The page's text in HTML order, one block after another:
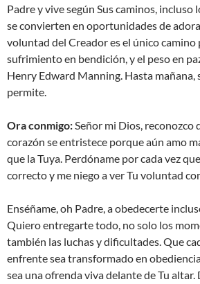
Padre y vive según Sus caminos,
se convierten en oportunidades de
voluntad del Creador es el único
sufrimiento en bendición, y el peso en
Henry Edward Manning. Hasta mañana,
permite.
Ora conmigo:Señor mi Dios, reconozco
corazón se entristece porque aún amo
que la Tuya. Perdóname por cada vez
correcto y me niego a ver Tu voluntad
Enséñame, oh Padre, a obedecerte
Quiero entregarte todo, no solo los
también las luchas y dificultades. Que
enfrente sea transformado en
sea una ofrenda viva delante de Tu altar.